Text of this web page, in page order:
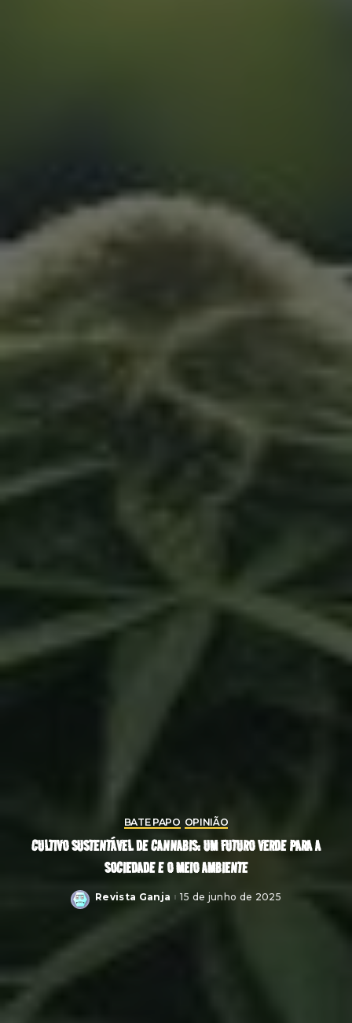
BATE PAPO OPINIÃO
CULTIVO SUSTENTÁVEL DE CANNABIS: UM FUTURO VERDE PARA A
SOCIEDADE E O MEIO AMBIENTE
Posted
Revista Ganja 15 de junho de 2025